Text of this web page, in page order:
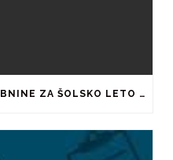
OBVESTILO O VIŠINI OSKRBNINE ZA ŠOLSKO LETO 2026/2027